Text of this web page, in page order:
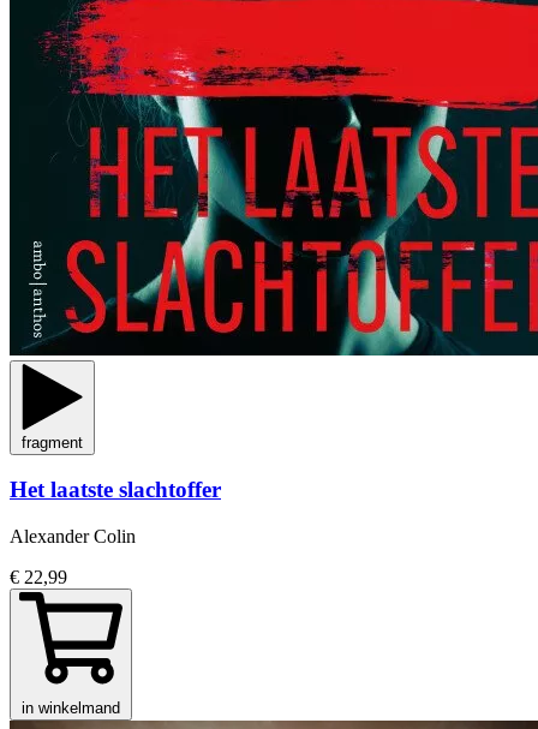
fragment
Het laatste slachtoffer
Alexander Colin
€ 22,99
in winkelmand